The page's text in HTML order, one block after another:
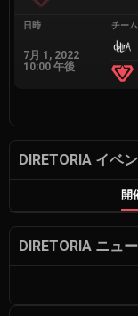
日時
7月 1, 2022
10:00 午後
チーム
DIRETORIA イベ
開
DIRETORIA ニュ